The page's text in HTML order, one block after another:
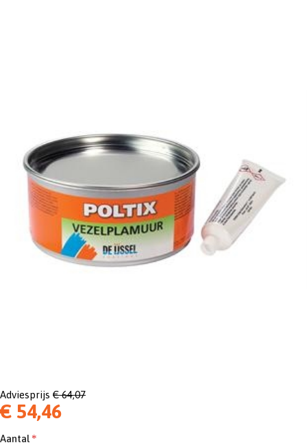
Adviesprijs € 64,07
€ 54,46
Aantal